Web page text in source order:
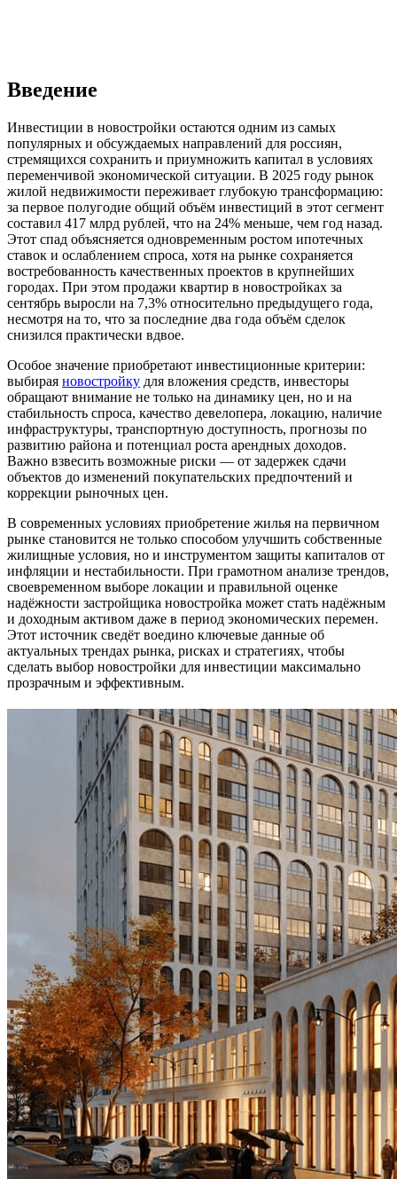
Введение
Инвестиции в новостройки остаются одним из самых
популярных и обсуждаемых направлений для россиян,
стремящихся сохранить и приумножить капитал в условиях
переменчивой экономической ситуации. В 2025 году рынок
жилой недвижимости переживает глубокую трансформацию:
за первое полугодие общий объём инвестиций в этот сегмент
составил 417 млрд рублей, что на 24% меньше, чем год назад.
Этот спад объясняется одновременным ростом ипотечных
ставок и ослаблением спроса, хотя на рынке сохраняется
востребованность качественных проектов в крупнейших
городах. При этом продажи квартир в новостройках за
сентябрь выросли на 7,3% относительно предыдущего года,
несмотря на то, что за последние два года объём сделок
снизился практически вдвое.
Особое значение приобретают инвестиционные критерии:
выбирая новостройку для вложения средств, инвесторы
обращают внимание не только на динамику цен, но и на
стабильность спроса, качество девелопера, локацию, наличие
инфраструктуры, транспортную доступность, прогнозы по
развитию района и потенциал роста арендных доходов.
Важно взвесить возможные риски — от задержек сдачи
объектов до изменений покупательских предпочтений и
коррекции рыночных цен.
В современных условиях приобретение жилья на первичном
рынке становится не только способом улучшить собственные
жилищные условия, но и инструментом защиты капиталов от
инфляции и нестабильности. При грамотном анализе трендов,
своевременном выборе локации и правильной оценке
надёжности застройщика новостройка может стать надёжным
и доходным активом даже в период экономических перемен.
Этот источник сведёт воедино ключевые данные об
актуальных трендах рынка, рисках и стратегиях, чтобы
сделать выбор новостройки для инвестиции максимально
прозрачным и эффективным.